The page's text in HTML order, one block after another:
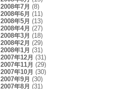
2008年7月 (8)
2008年6月 (11)
2008年5月 (13)
2008年4月 (27)
2008年3月 (18)
2008年2月 (29)
2008年1月 (31)
2007年12月 (31)
2007年11月 (29)
2007年10月 (30)
2007年9月 (30)
2007年8月 (31)